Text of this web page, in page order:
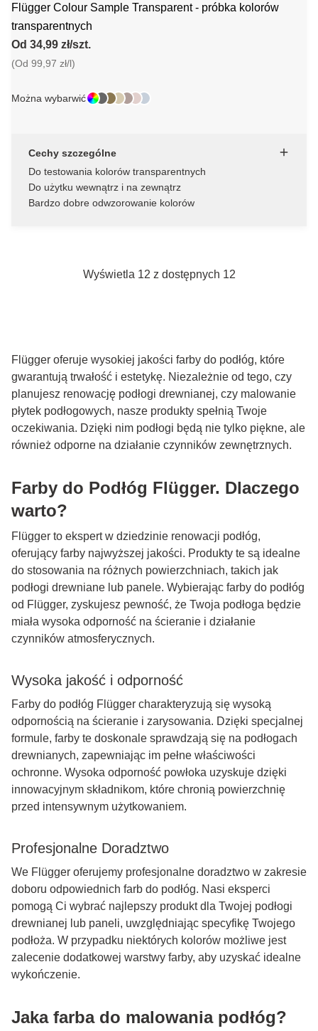
Flügger Colour Sample Transparent - próbka kolorów
transparentnych
Od 34,99 zł/szt.
(Od 99,97 zł/l)
Można wybarwić
Cechy szczególne
Do testowania kolorów transparentnych
Do użytku wewnątrz i na zewnątrz
Bardzo dobre odwzorowanie kolorów
Wyświetla 12 z dostępnych 12
Flügger oferuje wysokiej jakości farby do podłóg, które
gwarantują trwałość i estetykę. Niezależnie od tego, czy
planujesz renowację podłogi drewnianej, czy malowanie
płytek podłogowych, nasze produkty spełnią Twoje
oczekiwania. Dzięki nim podłogi będą nie tylko piękne, ale
również odporne na działanie czynników zewnętrznych.
Farby do Podłóg Flügger. Dlaczego
warto?
Flügger to ekspert w dziedzinie renowacji podłóg,
oferujący farby najwyższej jakości. Produkty te są idealne
do stosowania na różnych powierzchniach, takich jak
podłogi drewniane lub panele. Wybierając farby do podłóg
od Flügger, zyskujesz pewność, że Twoja podłoga będzie
miała wysoka odporność na ścieranie i działanie
czynników atmosferycznych.
Wysoka jakość i odporność
Farby do podłóg Flügger charakteryzują się wysoką
odpornością na ścieranie i zarysowania. Dzięki specjalnej
formule, farby te doskonale sprawdzają się na podłogach
drewnianych, zapewniając im pełne właściwości
ochronne. Wysoka odporność powłoka uzyskuje dzięki
innowacyjnym składnikom, które chronią powierzchnię
przed intensywnym użytkowaniem.
Profesjonalne Doradztwo
We Flügger oferujemy profesjonalne doradztwo w zakresie
doboru odpowiednich farb do podłóg. Nasi eksperci
pomogą Ci wybrać najlepszy produkt dla Twojej podłogi
drewnianej lub paneli, uwzględniając specyfikę Twojego
podłoża. W przypadku niektórych kolorów możliwe jest
zalecenie dodatkowej warstwy farby, aby uzyskać idealne
wykończenie.
Jaka farba do malowania podłóg?